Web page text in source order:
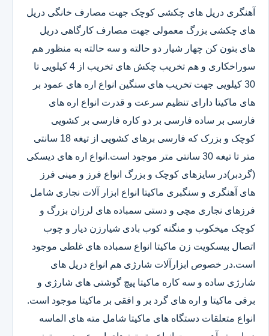
آهنگری دریل های چکشی کوچک جهت مصارف خانگی دریل
های چکشی بزرگ معمولی جهت مصارف کارگاهی دریل
های بتون کن چهار شیار دو حالته و سه حالته به منظور هم
سوراخکاری و هم تخریب چکش های تخریب از 4 کیلویی تا
30 کیلویی جهت تخریب های سنگین انواع اره های عمود بر
های ماکیتا دارای تنظیم سرعت و قدرت انواع اره های
فارسی بر ساده فارسی بر دو کاره فارسی بر کشویی
کوچک و بزرک که فارسی برهای کشویی از تیغه 18 سانتی
متر تا تیغه 30 سانتی متر موجود است.انواع اره های دیسکی
(گردبر)در سایزهای کوچک و بزرگ انواع فرز و مینی فرز
های آهنگری و سنگبری ماکیتا انواع ابزار آلات نجاری شامل
فرزهای نجاری مچی و دستی سمباده های لرزان بزرگ و
کوچک میخکوب و منگنه کوب بادی شیارزن دیار و چوب
اتصال بیسکویت زن ماکیتا انواع سمباده های غلطی موجود
است.در خصوص ابزارآلات شارژی هم انواع دریل های
شارژی ساده و سه کاره ماکیتا پیچ گوشتی های شارژی و
برقی ماکیتا و اره های گرد بر و افقی بر ماکیتا موجود است.
انواع متعلقات دستگاه های ماکیتا شامل مته های الماسه